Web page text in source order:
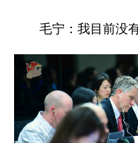
毛宁：我目前没